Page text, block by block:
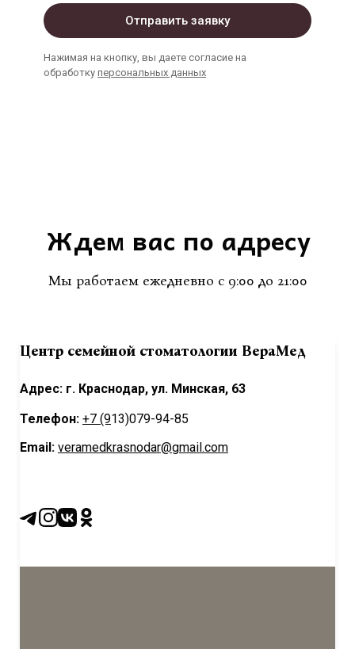
Отправить заявку
Нажимая на кнопку, вы даете согласие на
обработку персональных данных
Ждем вас по адресу
Мы работаем ежедневно с 9:00 до 21:00
Центр семейной стоматологии ВераМед
Адрес: г. Краснодар, ул. Минская, 63
Телефон: +7 (913)079-94-85
Email: veramedkrasnodar@gmail.com